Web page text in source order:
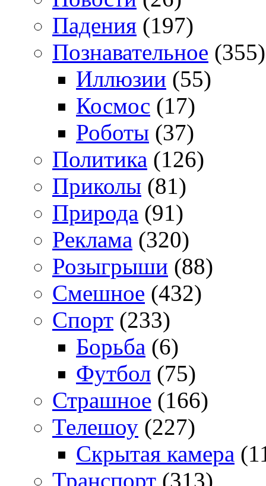
Падения (197)
Познавательное (355)
Иллюзии (55)
Космос (17)
Роботы (37)
Политика (126)
Приколы (81)
Природа (91)
Реклама (320)
Розыгрыши (88)
Смешное (432)
Спорт (233)
Борьба (6)
Футбол (75)
Страшное (166)
Телешоу (227)
Скрытая камера
Транспорт (313)